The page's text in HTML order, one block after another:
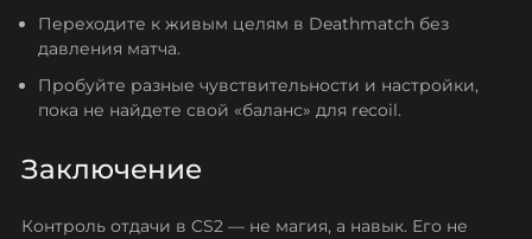
Переходите к живым целям в Deathmatch без
давления матча.
Пробуйте разные чувствительности и настройки,
пока не найдете свой «баланс» для recoil.
Заключение
Контроль отдачи в CS2 — не магия, а навык. Его не